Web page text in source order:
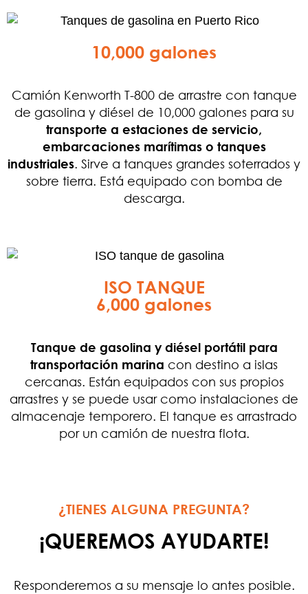
10,000 galones
Camión Kenworth T-800 de arrastre con tanque
de gasolina y diésel de 10,000 galones para su
transporte a estaciones de servicio,
embarcaciones marítimas o tanques
industriales. Sirve a tanques grandes soterrados y
sobre tierra. Está equipado con bomba de
descarga.
ISO TANQUE
6,000 galones
Tanque de gasolina y diésel portátil para
transportación marina con destino a islas
cercanas. Están equipados con sus propios
arrastres y se puede usar como instalaciones de
almacenaje temporero. El tanque es arrastrado
por un camión de nuestra flota.
¿TIENES ALGUNA PREGUNTA?
¡QUEREMOS AYUDARTE!
Responderemos a su mensaje lo antes posible.